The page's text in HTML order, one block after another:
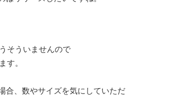
そういませんので
す。
合、数やサイズを気にしていただ